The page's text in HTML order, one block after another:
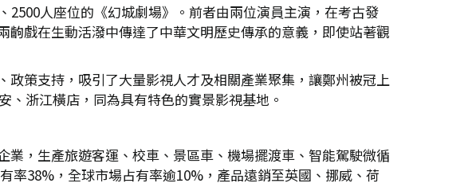
人座位的《幻城劇場》。前者由兩位演員主演，在考古發
戲在生動活潑中傳達了中華文明歷史傳承的意義，即使站著觀
策支持，吸引了大量影視人才及相關產業聚集，讓鄭州被冠上
、浙江橫店，同為具有特色的實景影視基地。
，生產旅遊客運、校車、景區車、機場擺渡車、智能駕駛微循
率38%，全球市場占有率逾10%，產品遠銷至英國、挪威、荷